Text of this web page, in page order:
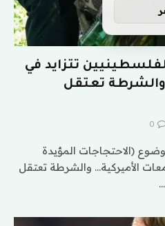
تتزايد في
والشرطة تعتقل
0
(الاحتجاجات المؤيدة
الأميركية… والشرطة تعتقل